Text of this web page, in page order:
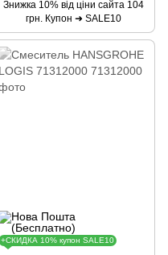
Знижка 10% від ціни сайта 104
грн. Купон ➜ SALE10
+СКИДКА 10% купон SALE10